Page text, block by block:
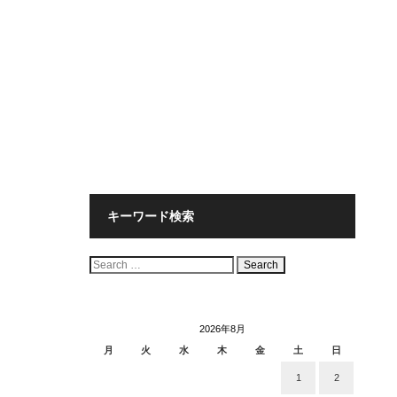
キーワード検索
検
索:
2026年8月
月
火 水 木 金 土 日
1 2